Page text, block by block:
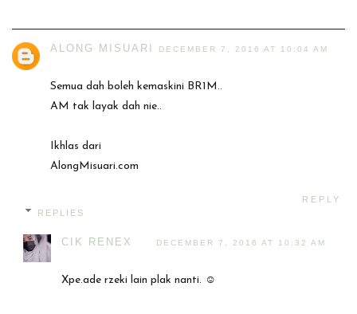
ALONG MISUARI DECEMBER 7, 2016 AT 10:04 AM
Semua dah boleh kemaskini BR1M..
AM tak layak dah nie..
Ikhlas dari
AlongMisuari.com
REPLY
REPLIES
CIK RENEX DECEMBER 7, 2016 AT 10:32 AM
Xpe.ade rzeki lain plak nanti. ☺